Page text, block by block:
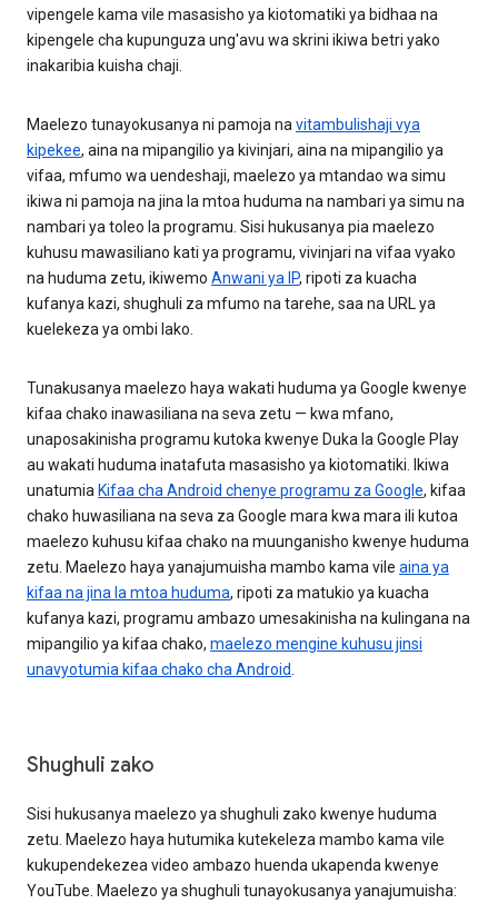
vipengele kama vile masasisho ya kiotomatiki ya bidhaa na
kipengele cha kupunguza ung'avu wa skrini ikiwa betri yako
inakaribia kuisha chaji.
Maelezo tunayokusanya ni pamoja navitambulishaji vya
kipekee, aina na mipangilio ya kivinjari, aina na mipangilio ya
vifaa, mfumo wa uendeshaji, maelezo ya mtandao wa simu
ikiwa ni pamoja na jina la mtoa huduma na nambari ya simu na
nambari ya toleo la programu. Sisi hukusanya pia maelezo
kuhusu mawasiliano kati ya programu, vivinjari na vifaa vyako
na huduma zetu, ikiwemo Anwani ya IP, ripoti za kuacha
kufanya kazi, shughuli za mfumo na tarehe, saa na URL ya
kuelekeza ya ombi lako.
Tunakusanya maelezo haya wakati huduma ya Google kwenye
kifaa chako inawasiliana na seva zetu — kwa mfano,
unaposakinisha programu kutoka kwenye Duka la Google Play
au wakati huduma inatafuta masasisho ya kiotomatiki. Ikiwa
unatumia Kifaa cha Android chenye programu za Google, kifaa
chako huwasiliana na seva za Google mara kwa mara ili kutoa
maelezo kuhusu kifaa chako na muunganisho kwenye huduma
zetu. Maelezo haya yanajumuisha mambo kama vile aina ya
kifaa na jina la mtoa huduma, ripoti za matukio ya kuacha
kufanya kazi, programu ambazo umesakinisha na kulingana na
mipangilio ya kifaa chako, maelezo mengine kuhusu jinsi
unavyotumia kifaa chako cha Android.
Shughuli zako
Sisi hukusanya maelezo ya shughuli zako kwenye huduma
zetu. Maelezo haya hutumika kutekeleza mambo kama vile
kukupendekezea video ambazo huenda ukapenda kwenye
YouTube. Maelezo ya shughuli tunayokusanya yanajumuisha: